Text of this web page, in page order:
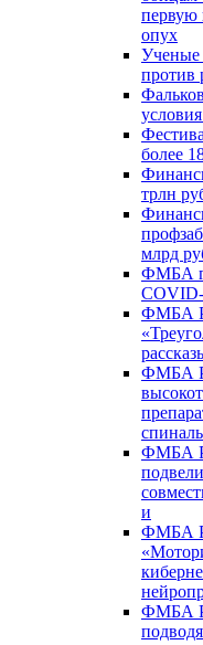
первую
опух
Ученые
против
более
трлн
млрд
ФМБА
COVID-
ФМБА
ФМБА
ФМБА
и
ФМБА
ФМБА